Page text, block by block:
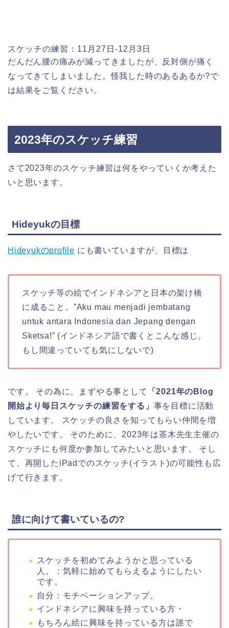
スケッチの練習：11月27日-12月3日
だんだん腰の痛みが減ってきましたが、反対側が痛く
なってきてしまいました。怪我した時のあるあるか?で
は結果をご覧ください。
2023年のスケッチ練習
さて2023年のスケッチ練習は何をやっていくか考えた
いと思います。
Hideyukの目標
Hideyukのprofile にも書いていますが、目標は
スケッチ等の絵でインドネシアと日本の架け橋
に成ること。”Aku mau menjadi jembatang
untuk antara Indonesia dan Jepang dengan
Sketsa!” (インドネシア語で書くとこんな感じ。
もし間違っていても気にしないで)
です。 その為に、まずやる事として
「2021年のBlog
開始より毎日スケッチの練習をする」 事を目標に活動
しています。 スケッチの良さを知ってもらい仲間を増
やしたいです。 そのために、2023年は茶木先生主催の
スケッチにも何度か参加してみたいと思います。 そし
て、再開したiPadでのスケッチ(イラスト)の可能性も広
げて行きます。
誰に向けて書いているの?
スケッチを初めてみようかと思っている
人。：気軽に始めてもらえるようにしたい
です。
自分：モチベーションアップ。
インドネシアに興味を持っている方・
もちろん絵に興味を持っている方は誰で